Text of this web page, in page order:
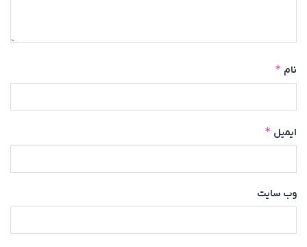
نام *
ایمیل *
وب‌ سایت